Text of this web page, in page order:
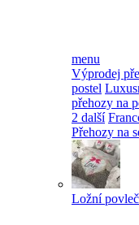
menu
Výprodej
postel
přehozy na
2 další
Přehozy na
Ložní